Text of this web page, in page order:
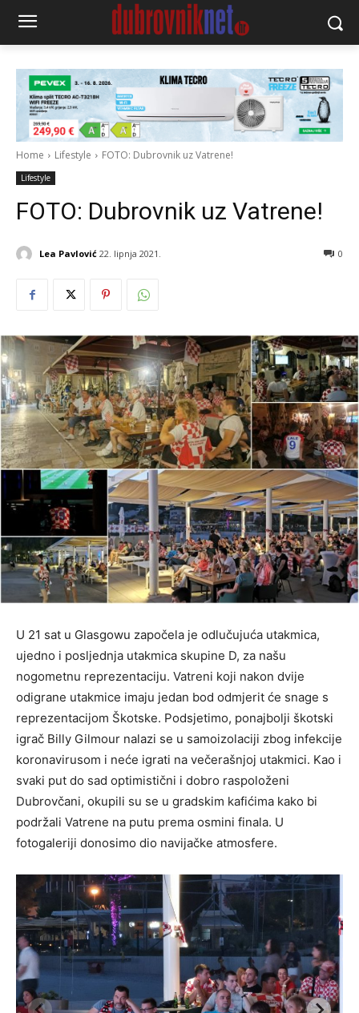
Home Lifestyle FOTO: Dubrovnik uz Vatrene!
Lifestyle
FOTO: Dubrovnik uz Vatrene!
Lea Pavlović 22. lipnja 2021. 0
U 21 sat u Glasgowu započela je odlučujuća utakmica,
ujedno i posljednja utakmica skupine D, za našu
nogometnu reprezentaciju. Vatreni koji nakon dvije
odigrane utakmice imaju jedan bod odmjerit će snage s
reprezentacijom Škotske. Podsjetimo, ponajbolji škotski
igrač Billy Gilmour nalazi se u samoizolaciji zbog infekcije
koronavirusom i neće igrati na večerašnjoj utakmici. Kao i
svaki put do sad optimistični i dobro raspoloženi
Dubrovčani, okupili su se u gradskim kafićima kako bi
podržali Vatrene na putu prema osmini finala. U
fotogaleriji donosimo dio navijačke atmosfere.